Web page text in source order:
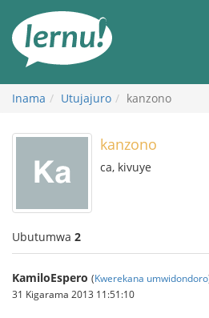
rupapuro
rw'ibirimwo
Inama Utujajuro kanzono
kanzono
ca, kivuye
Ubutumwa 2
KamiloEspero (Kwerekana umwidondoro
31 Kigarama 2013 11:51:10